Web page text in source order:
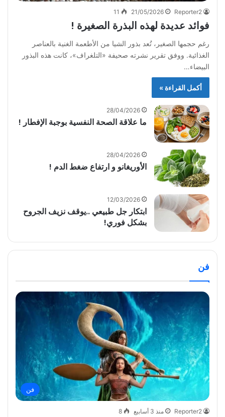
Reporter2
21/05/2026
11
فوائد عديدة لهذه البذرة الصغيرة !
رغم حجمها الصغير، تُعد بذور الشيا من الأطعمة الغنية بالعناصر
الغذائية. ووفق تقرير نشرته صحيفة «التلغراف»، كانت هذه البذور
البيضاء…
أكمل القراءة »
28/04/2026
ما علاقة الصحة النفسية بوجبة الإفطار !
28/04/2026
الأوريغانو و ارتفاع ضغط الدم !
12/03/2026
ابتكار جل طبيعي ..يوقف نزيف الجروح
بشكل فوري!
فن
فن
Reporter2 منذ 3 أسابيع 8